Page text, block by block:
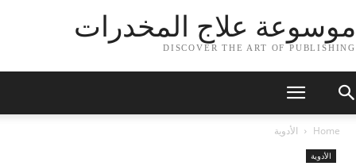
موسوعة علاج المخدرات
DISCOVER THE ART OF PUBLISHING
Home الأدوية
الأدوية